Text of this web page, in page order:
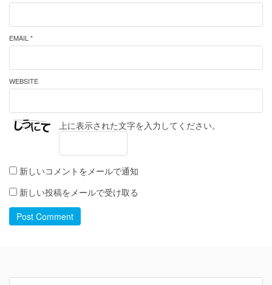
EMAIL *
WEBSITE
上に表示された文字を入力してください。
新しいコメントをメールで通知
新しい投稿をメールで受け取る
Post Comment